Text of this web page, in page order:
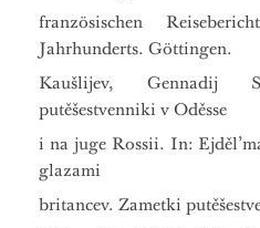
französischen
Jahrhunderts. Göttingen.
Kaušlijev, Gennadij
putěšestvenniki v Oděsse
i na juge Rossii. In:
glazami
britancev. Zametki